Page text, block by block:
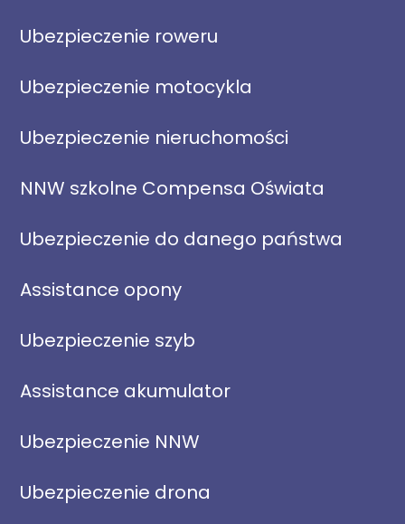
Ubezpieczenie roweru
Ubezpieczenie motocykla
Ubezpieczenie nieruchomości
NNW szkolne Compensa Oświata
Ubezpieczenie do danego państwa
Assistance opony
Ubezpieczenie szyb
Assistance akumulator
Ubezpieczenie NNW
Ubezpieczenie drona